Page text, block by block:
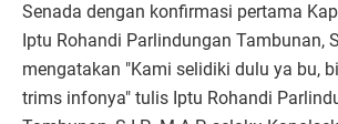
Senada dengan konfirmasi pertama
Iptu Rohandi Parlindungan Tambunan,
mengatakan "Kami selidiki dulu ya bu,
trims infonya" tulis Iptu Rohandi